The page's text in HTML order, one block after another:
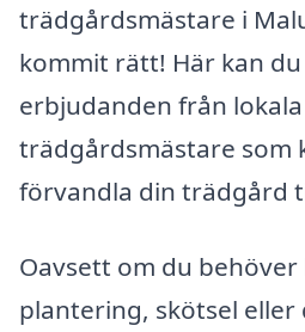
trädgårdsmästare i
kommit rätt! Här kan
erbjudanden från lokala
trädgårdsmästare som
förvandla din trädgård
Oavsett om du behöver
plantering, skötsel eller